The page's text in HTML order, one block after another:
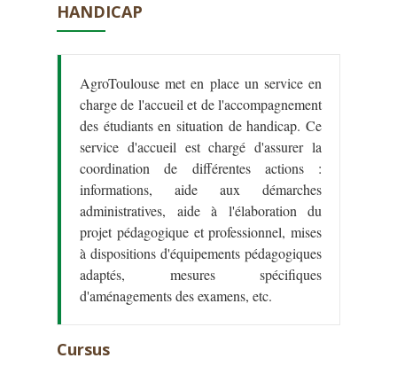
HANDICAP
AgroToulouse met en place un service en
charge de l'accueil et de l'accompagnement
des étudiants en situation de handicap. Ce
service d'accueil est chargé d'assurer la
coordination de différentes actions :
informations, aide aux démarches
administratives, aide à l'élaboration du
projet pédagogique et professionnel, mises
à dispositions d'équipements pédagogiques
adaptés, mesures spécifiques
d'aménagements des examens, etc.
Cursus